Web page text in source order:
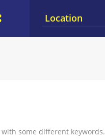
Location
some different keywords.